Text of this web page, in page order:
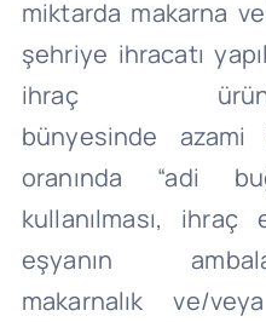
miktarda makarna
şehriye ihracatı
ihraç
bünyesinde azami
oranında “adi
kullanılması, ihraç
eşyanın
makarnalık ve/